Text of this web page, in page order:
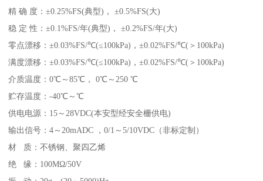
精 确 度：±0.25%FS(典型)， ±0.5%FS(大)
稳 定 性：±0.1%FS/年(典型)， ±0.2%FS/年(大)
零点漂移：±0.03%FS/℃(≤100kPa)，±0.02%FS/℃(＞100kPa)
满度漂移：±0.03%FS/℃(≤100kPa)，±0.02%FS/℃(＞100kPa)
介质温度：0℃～85℃， 0℃～250 ℃
贮存温度：-40℃～℃
供电电源：15～28VDC(本安型经安全栅供电)
输出信号：4～20mADC ，0/1～5/10VDC（非标定制）
材 质：不锈钢、聚四乙烯
绝 缘：100MΩ/50V